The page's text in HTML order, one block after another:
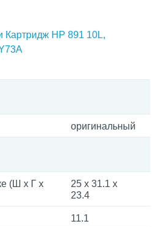
Картридж HP 891 10L,
оригинальный
(Ш x Г x
25 x 31.1 x
23.4
11.1